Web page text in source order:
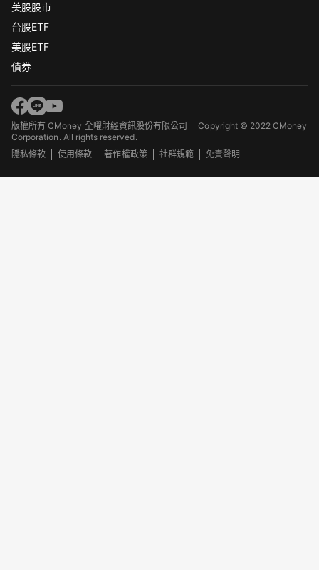
美股股市
台股ETF
美股ETF
債券
版權所有 CMoney 全曜財經資訊股份有限公司Copyright © 2022 CMoney
Corporation. All rights reserved.
隱私條款
使用條款 著作權政策 社群規範 免責聲明